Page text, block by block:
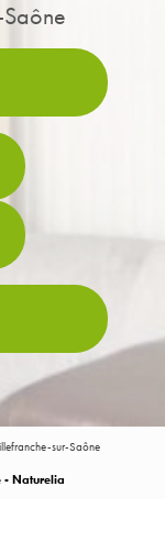
sur-Saône
- Naturelia